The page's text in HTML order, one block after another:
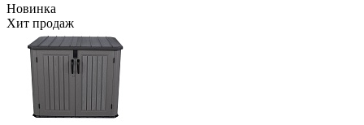
Новинка
Хит продаж